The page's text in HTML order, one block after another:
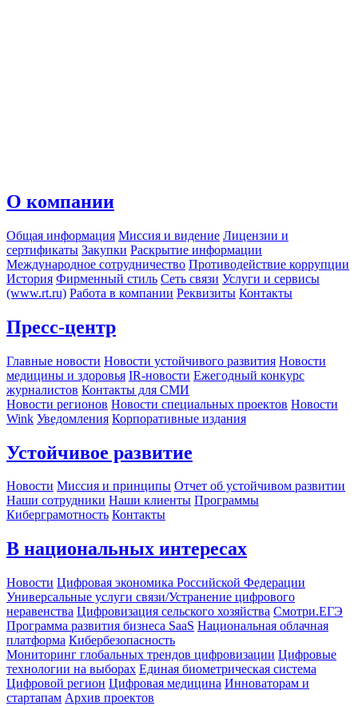
О компании
Общая информация Миссия и видение Лицензии и
сертификаты Закупки Раскрытие информации
Международное сотрудничество Противодействие коррупции
История Фирменный стиль Сеть связи Услуги и сервисы
(www.rt.ru) Работа в компании Реквизиты Контакты
Пресс-центр
Главные новости Новости устойчивого развития Новости
медицины и здоровья IR-новости Ежегодный конкурс
журналистов Контакты для СМИ
Новости регионов Новости специальных проектов Новости
Wink Уведомления Корпоративные издания
Устойчивое развитие
Новости Миссия и принципы Отчет об устойчивом развитии
Наши сотрудники Наши клиенты Программы
Киберграмотность Контакты
В национальных интересах
Новости Цифровая экономика Российской Федерации
Универсальные услуги связи/Устранение цифрового
неравенства Цифровизация сельского хозяйства Смотри.ЕГЭ
Программа развития бизнеса SaaS Национальная облачная
платформа Кибербезопасность
Мониторинг глобальных трендов цифровизации Цифровые
технологии на выборах Единая биометрическая система
Цифровой регион Цифровая медицина Инноваторам и
стартапам Архив проектов